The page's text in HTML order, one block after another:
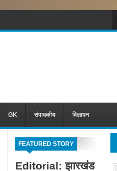
GK संपादकीय विज्ञापन
FEATURED STORY
Editorial: झारखंड